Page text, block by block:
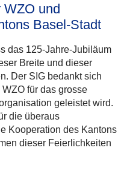
WZO und
Basel-Stadt
das 125-Jahre-Jubiläum
Breite und dieser
Der SIG bedankt sich
für das grosse
geleistet wird.
die überaus
Kooperation des Kantons
dieser Feierlichkeiten